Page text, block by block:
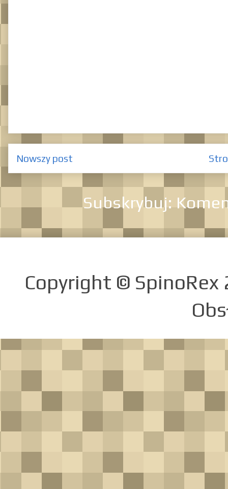
Nowszy post
Subskrybuj:
Copyright ©